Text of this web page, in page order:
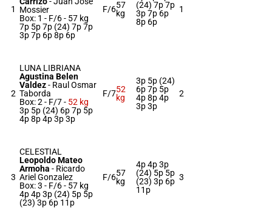
1
Mossier
Box: 1 - F/6 - 57 kg
7p 5p 7p (24) 7p 7p
3p 7p 6p 8p 6p
F/657
kg
(24) 7p 7p
3p 7p 6p
8p 6p
1
2
LUNA LIBRIANA
Agustina Belen
Valdez- Raul Osmar
Taborda
Box: 2 - F/7 - 52 kg
3p 5p (24) 6p 7p 5p
4p 8p 4p 3p 3p
F/752
kg
3p 5p (24)
6p 7p 5p
4p 8p 4p
3p 3p
2
3
CELESTIAL
Leopoldo Mateo
Armoha - Ricardo
Ariel Gonzalez
Box: 3 - F/6 - 57 kg
4p 4p 3p (24) 5p 5p
(23) 3p 6p 11p
F/657
kg
4p 4p 3p
(24) 5p 5p
(23) 3p 6p
11p
3